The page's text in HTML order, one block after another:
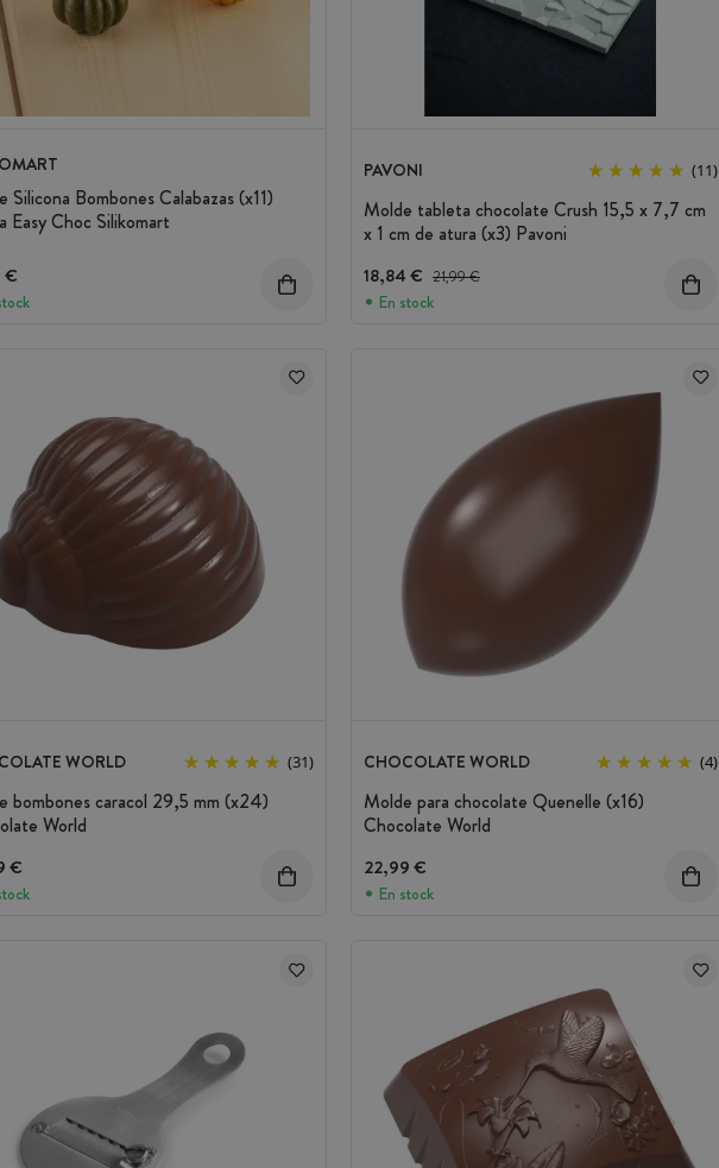
Silicona Bombones Calabazas (x11)
Easy Choc Silikomart
€
PAVONI (11)
Molde tableta chocolate Crush 15,5 x 7,7 cm
x 1 cm de atura (x3) Pavoni
18,84 € Precio antes del descuento
21,99 €
En stock
WORLD (31)
bombones caracol 29,5 mm (x24)
World
€
CHOCOLATE WORLD (4)
Molde para chocolate Quenelle (x16)
Chocolate World
22,99 €
En stock